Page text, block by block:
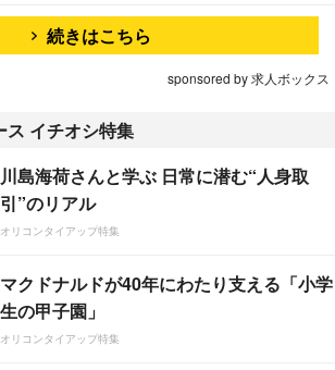
続きはこちら
sponsored by 求人ボックス
ス イチオシ特集
川島海荷さんと学ぶ 日常に潜む“人身取
引”のリアル
オリコンタイアップ特集
マクドナルドが40年にわたり支える「小学
生の甲子園」
オリコンタイアップ特集